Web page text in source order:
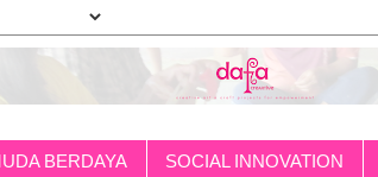
BERDAYA SOCIAL INNOVATION